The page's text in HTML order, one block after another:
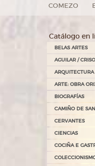
COMEZO
Catálogo en
BELAS ARTES
AGUILAR /
ARQUITECTURA
ARTE: OBRA
BIOGRAFÍAS
CAMIÑO DE
CERVANTES
CIENCIAS
COCIÑA E